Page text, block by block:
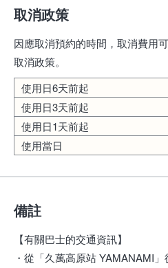
取消政策
因應取消預約的時間，取消費用
取消政策。
使用日6天前起
使用日3天前起
使用日1天前起
使用當日
備註
【有關巴士的交通資訊】
・從「久萬高原站 YAMANAMI